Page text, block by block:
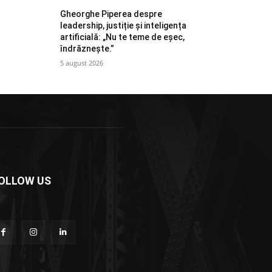
Gheorghe Piperea despre
leadership, justiție și inteligența
artificială: „Nu te teme de eșec,
îndrăznește.”
5 august 2026
US